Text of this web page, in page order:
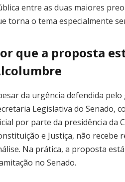
entre as duas maiores
torna o tema especialmente
que a proposta
da urgência defendida pelo
Legislativa do Senado,
por parte da presidência da
e Justiça, não recebe
Na prática, a proposta
no Senado.